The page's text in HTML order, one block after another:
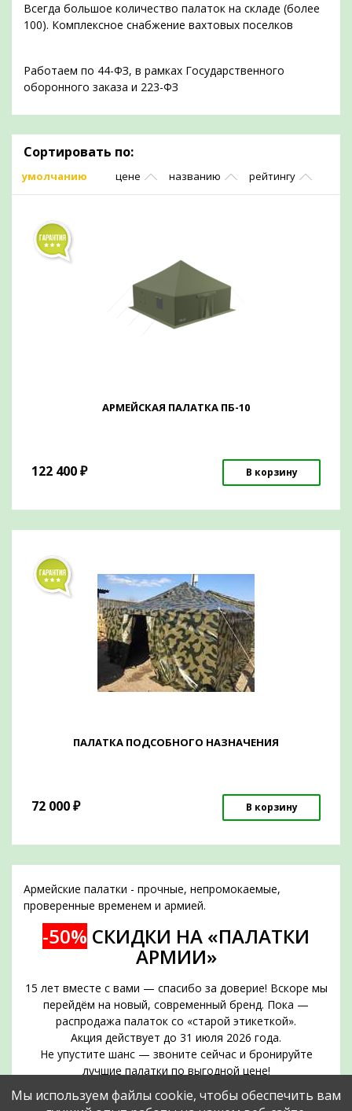
Всегда большое количество палаток на складе (более
100). Комплексное снабжение вахтовых поселков
Работаем по 44-ФЗ, в рамках Государственного
оборонного заказа и 223-ФЗ
Сортировать по:
умолчанию цене названию рейтингу
АРМЕЙСКАЯ ПАЛАТКА ПБ-10
122 400₽ В корзину
ПАЛАТКА ПОДСОБНОГО НАЗНАЧЕНИЯ
72 000₽ В корзину
Армейские палатки - прочные, непромокаемые,
проверенные временем и армией.
-50% СКИДКИ НА «ПАЛАТКИ
АРМИИ»
15 лет вместе с вами — спасибо за доверие! Вскоре мы
перейдём на новый, современный бренд. Пока —
распродажа палаток со «старой этикеткой».
Акция действует до 31 июля 2026 года.
Не упустите шанс — звоните сейчас и бронируйте
лучшие палатки по выгодной цене!
Срок действия акции — до 31 июля 2026 года
Позвоните прямо сейчас и забронируйте нужное
Мы используем файлы cookie, чтобы обеспечить вам